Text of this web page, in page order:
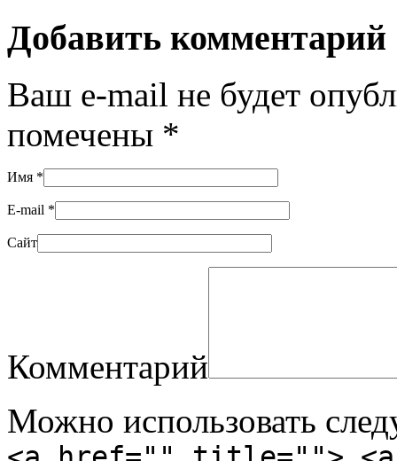
Добавить комментарий
Ваш e-mail не будет
помечены *
Имя *
E-mail *
Сайт
Комментарий
Можно использовать